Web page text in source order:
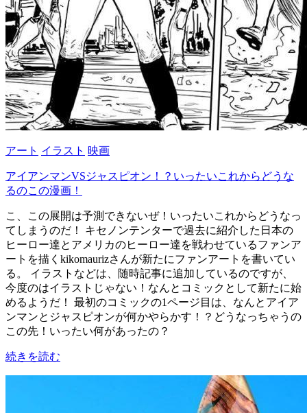
アート イラスト 映画
アイアンマンVSジャスピオン！？いったいこれからどうな
るのこの漫画！
こ、この展開は予測できないぜ！いったいこれからどうなっ
てしまうのだ！ キセノンテンターで過去に紹介した日本の
ヒーロー達とアメリカのヒーロー達を戦わせているファンア
ートを描くkikomaurizさんが新たにファンアートを書いてい
る。 イラストなどは、随時記事に追加しているのですが、
今度のはイラストじゃない！なんとコミックとして新たに始
めるようだ！ 最初のコミックの1ページ目は、なんとアイア
ンマンとジャスピオンが何かやらかす！？どうなっちゃうの
この先！いったい何があったの？
続きを読む